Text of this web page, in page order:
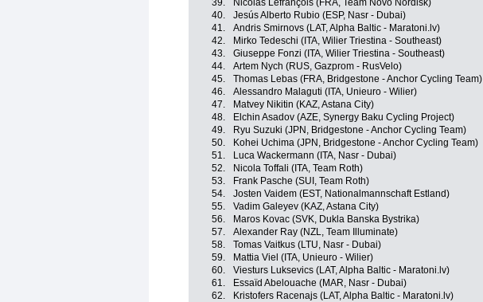
39.
Nicolas Lefrançois (FRA, Team Novo Nordisk)
40.
Jesús Alberto Rubio (ESP, Nasr - Dubai)
41.
Andris Smirnovs (LAT, Alpha Baltic - Maratoni.lv)
42.
Mirko Tedeschi (ITA, Wilier Triestina - Southeast)
43.
Giuseppe Fonzi (ITA, Wilier Triestina - Southeast)
44.
Artem Nych (RUS, Gazprom - RusVelo)
45.
Thomas Lebas (FRA, Bridgestone - Anchor Cycling Team)
46.
Alessandro Malaguti (ITA, Unieuro - Wilier)
47.
Matvey Nikitin (KAZ, Astana City)
48.
Elchin Asadov (AZE, Synergy Baku Cycling Project)
49.
Ryu Suzuki (JPN, Bridgestone - Anchor Cycling Team)
50.
Kohei Uchima (JPN, Bridgestone - Anchor Cycling Team)
51.
Luca Wackermann (ITA, Nasr - Dubai)
52.
Nicola Toffali (ITA, Team Roth)
53.
Frank Pasche (SUI, Team Roth)
54.
Josten Vaidem (EST, Nationalmannschaft Estland)
55.
Vadim Galeyev (KAZ, Astana City)
56.
Maros Kovac (SVK, Dukla Banska Bystrika)
57.
Alexander Ray (NZL, Team Illuminate)
58.
Tomas Vaitkus (LTU, Nasr - Dubai)
59.
Mattia Viel (ITA, Unieuro - Wilier)
60.
Viesturs Luksevics (LAT, Alpha Baltic - Maratoni.lv)
61.
Essaïd Abelouache (MAR, Nasr - Dubai)
62.
Kristofers Racenajs (LAT, Alpha Baltic - Maratoni.lv)